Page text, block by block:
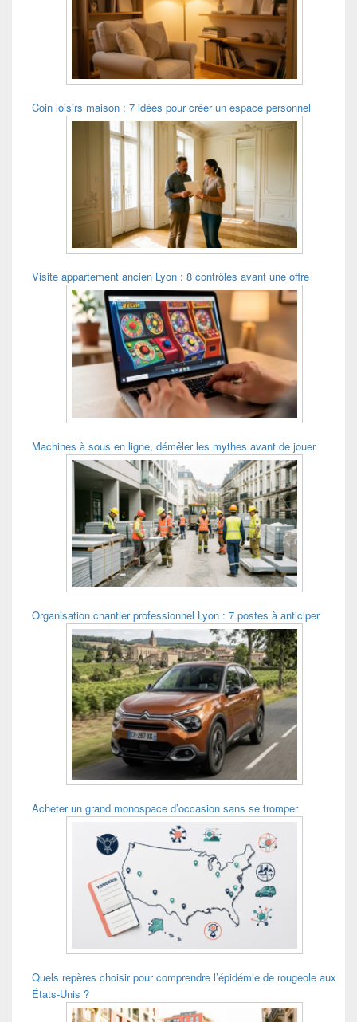
Coin loisirs maison : 7 idées pour créer un espace personnel
Visite appartement ancien Lyon : 8 contrôles avant une offre
Machines à sous en ligne, démêler les mythes avant de jouer
Organisation chantier professionnel Lyon : 7 postes à anticiper
Acheter un grand monospace d’occasion sans se tromper
Quels repères choisir pour comprendre l’épidémie de rougeole aux
États-Unis ?